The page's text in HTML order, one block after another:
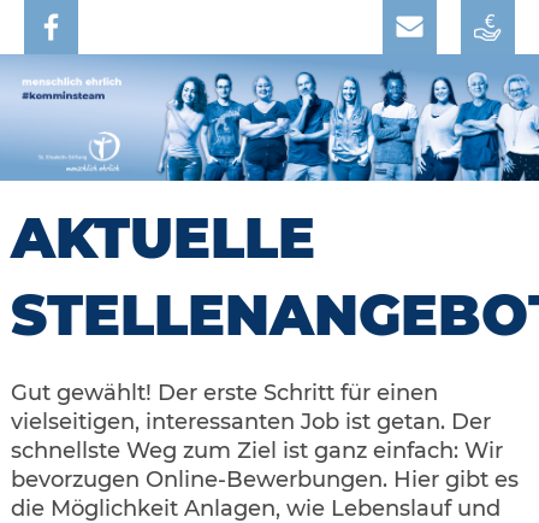
AKTUELLE
Gut gewählt! Der erste Schritt für einen
vielseitigen, interessanten Job ist getan. Der
schnellste Weg zum Ziel ist ganz einfach: Wir
bevorzugen Online-Bewerbungen. Hier gibt es
die Möglichkeit Anlagen, wie Lebenslauf und